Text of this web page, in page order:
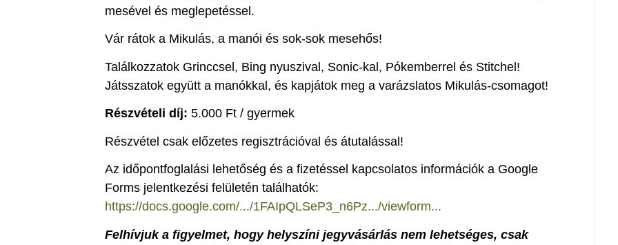
mesével és meglepetéssel.
Vár rátok a Mikulás, a manói és sok-sok mesehős!
Találkozzatok Grinccsel, Bing nyuszival, Sonic-kal, Pókemberrel és Stitchel!
Játsszatok együtt a manókkal, és kapjátok meg a varázslatos Mikulás-csomagot!
Részvételi díj: 5.000 Ft / gyermek
Részvétel csak előzetes regisztrációval és átutalással!
Az időpontfoglalási lehetőség és a fizetéssel kapcsolatos információk a Google
Forms jelentkezési felületén találhatók:
https://docs.google.com/.../1FAIpQLSeP3_n6Pz.../viewform...
Felhívjuk a figyelmet, hogy helyszíni jegyvásárlás nem lehetséges, csak